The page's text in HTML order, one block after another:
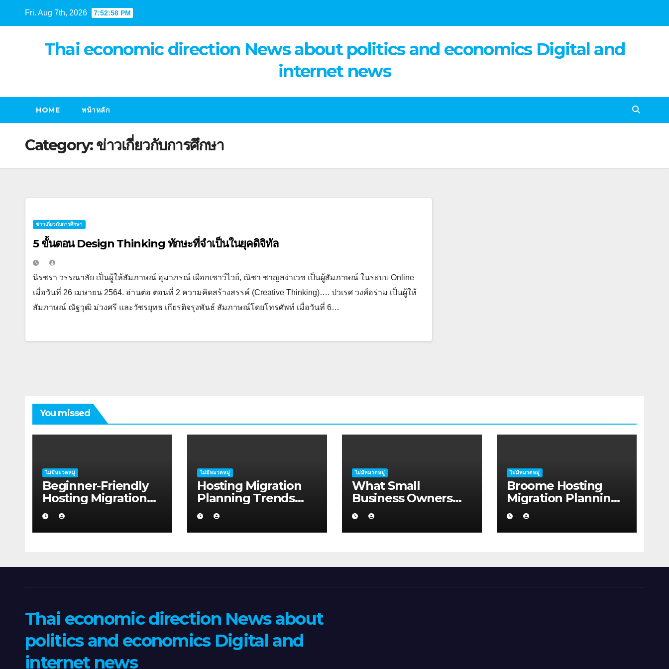
Fri. Aug 7th, 2026 7:52:58 PM
Thai economic direction News about politics and economics Digital and
internet news
HOME หน้าหลัก
Category:ข่าวเกี่ยวกับการศึกษา
ข่าวเกี่ยวกับการศึกษา
5 ขั้นตอน Design Thinking ทักษะที่จำเป็นในยุคดิจิทัล
นิรชรา วรรณาลัย เป็นผู้ให้สัมภาษณ์ อุมาภรณ์ เผือกเชาว์ไวย์, ณิชา ชาญสง่าเวช เป็นผู้สัมภาษณ์ ในระบบ Online
เมื่อวันที่ 26 เมษายน 2564. อ่านต่อ ตอนที่ 2 ความคิดสร้างสรรค์ (Creative Thinking)…. ปวเรศ วงศ์อร่าม เป็นผู้ให้
สัมภาษณ์ ณัฐวุฒิ ม่วงศรี และวัชรยุทธ เกียรติจรุงพันธ์ สัมภาษณ์โดยโทรศัพท์ เมื่อวันที่ 6…
You missed
ไม่มีหมวดหมู่
Beginner-Friendly
Hosting Migration
Planning Advice for
Startup Founders in
Coffs Harbour
ไม่มีหมวดหมู่
Hosting Migration
Planning Trends
Shaping Mandurah
in 2026
ไม่มีหมวดหมู่
What Small
Business Owners
Should Know About
Hosting Migration
Planning in
ไม่มีหมวดหมู่
Broome Hosting
Migration Planning:
Practical Ideas for
First-home Buyers
Thai economic direction News about
politics and economics Digital and
internet news